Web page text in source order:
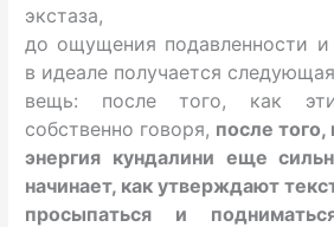
экстаза,
до ощущения подавленности
в идеале получается следующая
вещь: после того, как
собственно говоря, после того,
энергия кундалини еще
начинает, как утверждают
просыпаться и